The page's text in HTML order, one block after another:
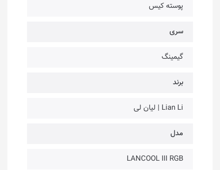
پوسته کیس
سری
گیمینگ
برند
Lian Li | لیان لی
مدل
LANCOOL III RGB